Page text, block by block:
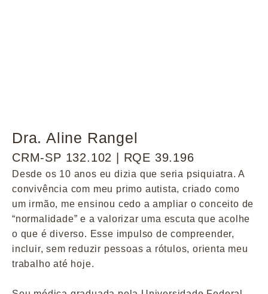
Dra. Aline Rangel
CRM-SP 132.102 | RQE 39.196
Desde os 10 anos eu dizia que seria psiquiatra. A
convivência com meu primo autista, criado como
um irmão, me ensinou cedo a ampliar o conceito de
“normalidade” e a valorizar uma escuta que acolhe
o que é diverso. Esse impulso de compreender,
incluir, sem reduzir pessoas a rótulos, orienta meu
trabalho até hoje.